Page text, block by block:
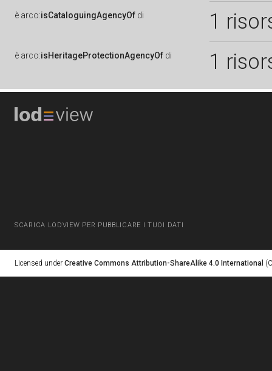
è arco:isCataloguingAgencyOf di 1
è arco:isHeritageProtectionAgencyOf di 1
SCARICA LODVIEW PER PUBBLICARE I TUOI DATI
Licensed under Creative Commons Attribution-ShareAlike 4.0 International